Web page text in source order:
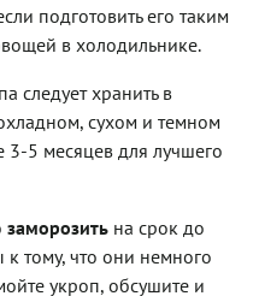
подготовить его таким
в холодильнике.
следует хранить в
сухом и темном
3-5 месяцев для лучшего
заморозить на срок до
к тому, что они немного
укроп, обсушите и